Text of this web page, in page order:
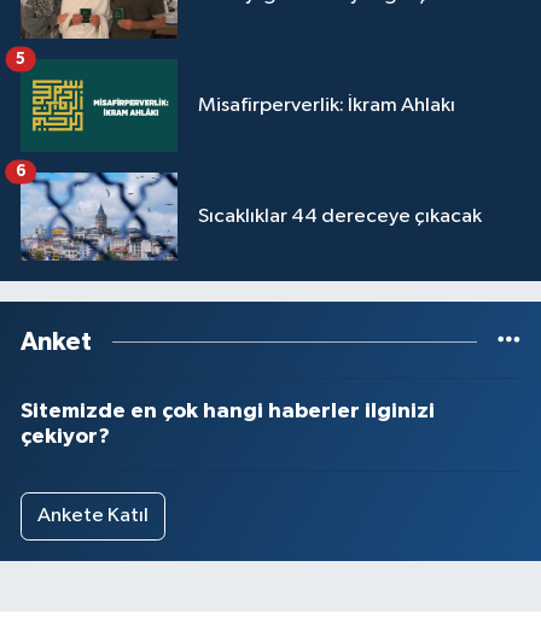
Misafirperverlik: İkram Ahlakı
5
Sıcaklıklar 44 dereceye çıkacak
6
Anket
Sitemizde en çok hangi haberler ilginizi
çekiyor?
Ankete Katıl